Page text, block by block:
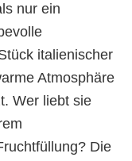
nur ein
italienischer
Atmosphäre
Wer liebt sie
Die